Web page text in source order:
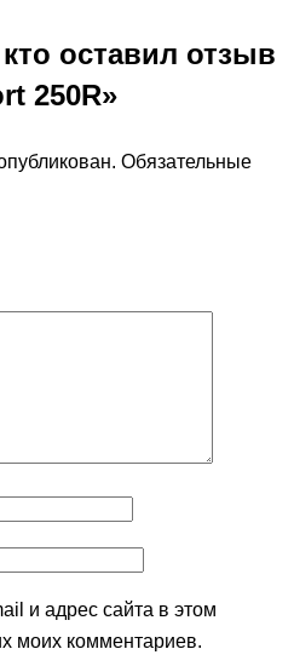
оставил отзыв
250R»
Обязательные
и адрес сайта в этом
моих комментариев.